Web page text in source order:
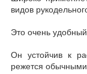
видов
Это очень
Он устойчив к
режется